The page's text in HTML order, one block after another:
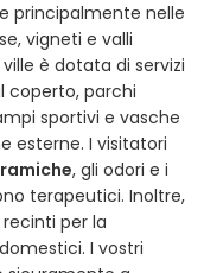
principalmente nelle
vigneti e valli
è dotata di servizi
coperto, parchi
sportivi e vasche
esterne. I visitatori
, gli odori e i
terapeutici. Inoltre,
per la
I vostri